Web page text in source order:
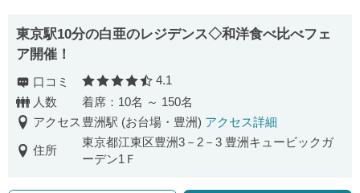
東京駅10分の白亜のレジデンス◇和洋食べ比べフェ
ア開催！
口コミ 口コミ評価
4.1
人数
着席：10名 ～ 150名
アクセス 豊洲駅 (お台場・豊洲) アクセス詳細
住所
東京都江東区豊洲3－2－3 豊洲キュービックガ
ーデン1Ｆ